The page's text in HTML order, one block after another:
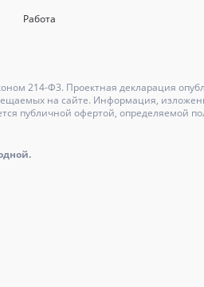
Работа
214-Ф3. Проектная декларация
на сайте. Информация,
публичной офертой, определяемой